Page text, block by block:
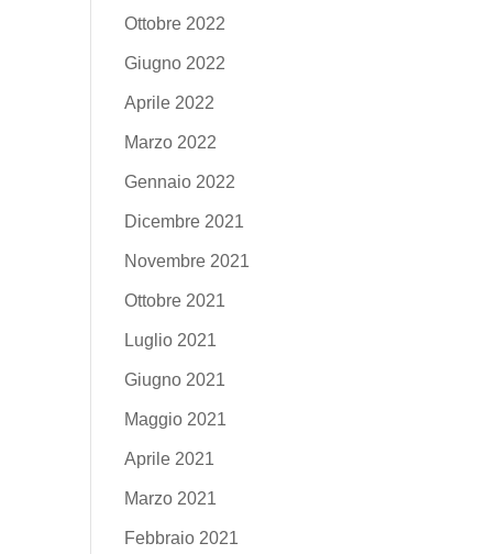
Ottobre 2022
Giugno 2022
Aprile 2022
Marzo 2022
Gennaio 2022
Dicembre 2021
Novembre 2021
Ottobre 2021
Luglio 2021
Giugno 2021
Maggio 2021
Aprile 2021
Marzo 2021
Febbraio 2021